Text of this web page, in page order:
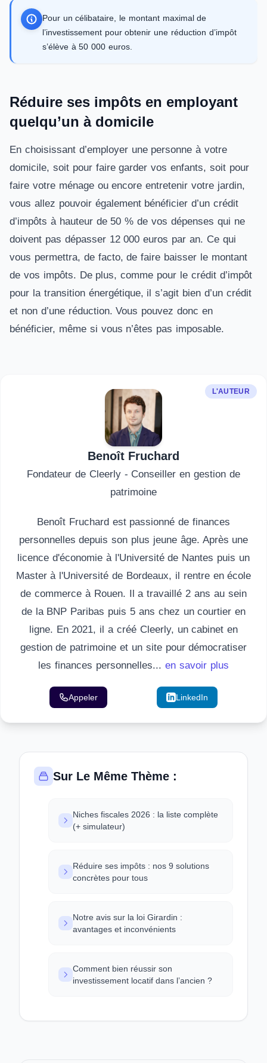
Pour un célibataire, le montant maximal de
l’investissement pour obtenir une réduction d’impôt
s’élève à 50 000 euros.
Réduire ses impôts en employant
quelqu’un à domicile
En choisissant d’employer une personne à votre
domicile, soit pour faire garder vos enfants, soit pour
faire votre ménage ou encore entretenir votre jardin,
vous allez pouvoir également bénéficier d’un crédit
d’impôts à hauteur de 50 % de vos dépenses qui ne
doivent pas dépasser 12 000 euros par an. Ce qui
vous permettra, de facto, de faire baisser le montant
de vos impôts. De plus, comme pour le crédit d’impôt
pour la transition énergétique, il s’agit bien d’un crédit
et non d’une réduction. Vous pouvez donc en
bénéficier, même si vous n’êtes pas imposable.
L'AUTEUR
Benoît Fruchard
Fondateur de Cleerly - Conseiller en gestion de
patrimoine
Benoît Fruchard est passionné de finances
personnelles depuis son plus jeune âge. Après une
licence d'économie à l'Université de Nantes puis un
Master à l'Université de Bordeaux, il rentre en école
de commerce à Rouen. Il a travaillé 2 ans au sein
de la BNP Paribas puis 5 ans chez un courtier en
ligne. En 2021, il a créé Cleerly, un cabinet en
gestion de patrimoine et un site pour démocratiser
les finances personnelles... en savoir plus
Appeler LinkedIn
Sur Le Même Thème :
Niches fiscales 2026 : la liste complète
(+ simulateur)
Réduire ses impôts : nos 9 solutions
concrètes pour tous
Notre avis sur la loi Girardin :
avantages et inconvénients
Comment bien réussir son
investissement locatif dans l’ancien ?